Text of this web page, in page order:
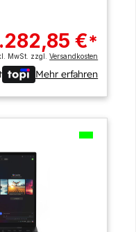
€*
MwSt. zzgl.Versandkosten
Mehr erfahren